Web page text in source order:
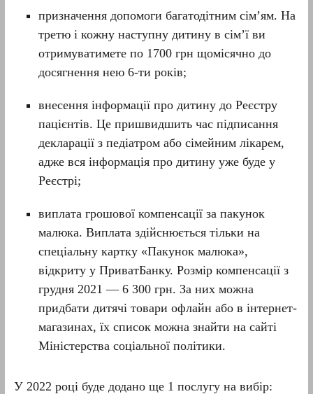
призначення допомоги багатодітним сім’ям. На
третю і кожну наступну дитину в сім’ї ви
отримуватимете по 1700 грн щомісячно до
досягнення нею 6-ти років;
внесення інформації про дитину до Реєстру
пацієнтів. Це пришвидшить час підписання
декларації з педіатром або сімейним лікарем,
адже вся інформація про дитину уже буде у
Реєстрі;
виплата грошової компенсації за пакунок
малюка. Виплата здійснюється тільки на
спеціальну картку «Пакунок малюка»,
відкриту у ПриватБанку. Розмір компенсації з
грудня 2021 — 6 300 грн. За них можна
придбати дитячі товари офлайн або в інтернет-
магазинах, їх список можна знайти на сайті
Міністерства соціальної політики.
У 2022 році буде додано ще 1 послугу на вибір: